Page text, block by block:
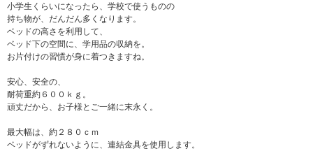
小学生くらいになったら、学校で使うものの
持ち物が、だんだん多くなります。
ベッドの高さを利用して、
ベッド下の空間に、学用品の収納を。
お片付けの習慣が身に着つきますね。
安心、安全の、
耐荷重約６００ｋｇ。
頑丈だから、お子様とご一緒に末永く。
最大幅は、約２８０ｃｍ
ベッドがずれないように、連結金具を使用します。